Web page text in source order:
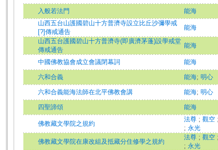
入般若法門
能海
山西五台山護國碧山十方普濟寺設立比丘沙彌學戒
[?]傳戒通告
能海
山西五台護國碧山十方普濟寺(即廣濟茅蓬)設學戒堂
傳戒通告
能海
中國佛教協會成立會議閉幕詞 能海
六和合義 能海; 明心
六和合義能海法師在北平佛教會講 能海; 明心
四聖諦頌 能海
佛教藏文學院之規約
法尊 ; 觀空
; 永光
佛教藏文學院在康改組及抵藏分住修學之規約
法尊 ; 觀空
; 永光